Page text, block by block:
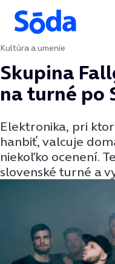
Preskočiť na obsah
Kultúra a umenie
Skupina
na turné po
Elektronika, pri
hanbiť, valcuje
niekoľko ocenení.
slovenské turné a